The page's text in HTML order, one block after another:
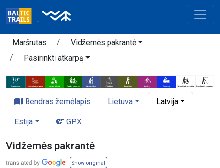
Maršrutas
Vidžemės pakrantė
Pasirinkti atkarpą
Bendras žemėlapis Lietuva Latvija
Estija GPX
Vidžemės pakrantė
Show original